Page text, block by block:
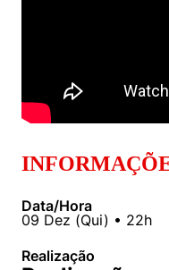
Data/Hora
09 Dez (Qui) • 22h
Realização